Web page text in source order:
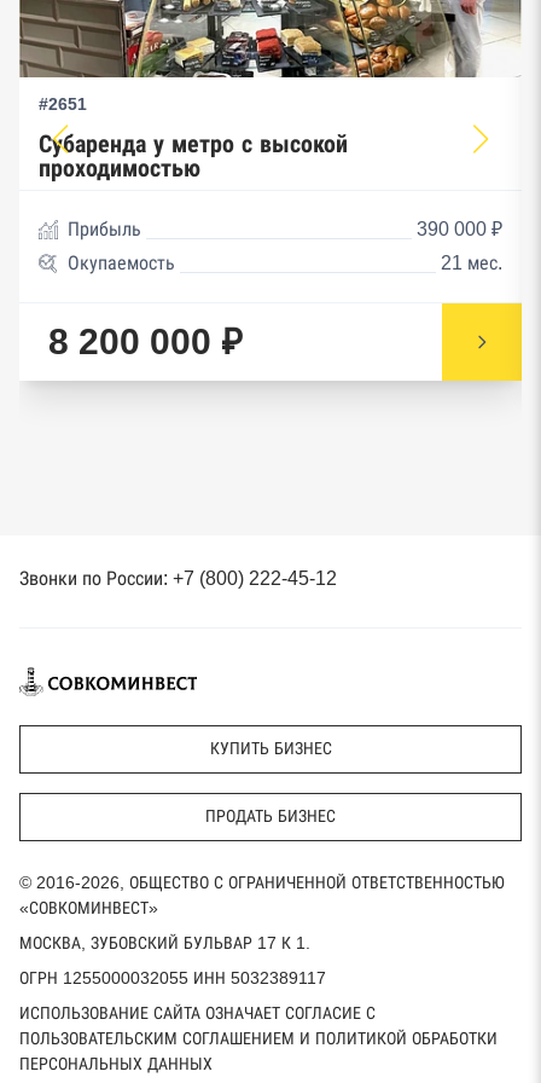
#2651
Субаренда у метро с высокой
проходимостью
Прибыль
390 000 ₽
Окупаемость
21 мес.
8 200 000 ₽
Звонки по России: +7 (800) 222-45-12
КУПИТЬ БИЗНЕС
ПРОДАТЬ БИЗНЕС
© 2016-2026, ОБЩЕСТВО С ОГРАНИЧЕННОЙ ОТВЕТСТВЕННОСТЬЮ
«СОВКОМИНВЕСТ»
МОСКВА, ЗУБОВСКИЙ БУЛЬВАР 17 К 1.
ОГРН 1255000032055 ИНН 5032389117
ИСПОЛЬЗОВАНИЕ САЙТА ОЗНАЧАЕТ СОГЛАСИЕ С
ПОЛЬЗОВАТЕЛЬСКИМ СОГЛАШЕНИЕМ И ПОЛИТИКОЙ ОБРАБОТКИ
ПЕРСОНАЛЬНЫХ ДАННЫХ